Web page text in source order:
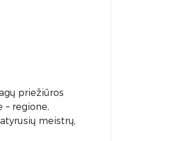
priežiūros
regione,
meistrų,